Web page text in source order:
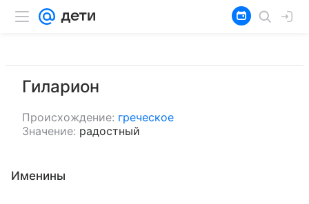
Гиларион
Происхождение: греческое
Значение: радостный
Именины